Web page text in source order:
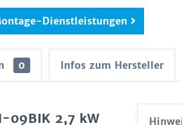
Dienstleistungen
0 Infos zum Hersteller
09BIK 2,7 kW